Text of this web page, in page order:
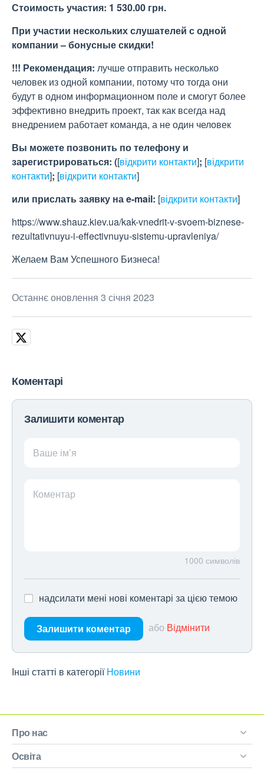
Стоимость участия: 1 530.00 грн.
При участии нескольких слушателей с одной
компании– бонусныескидки!
!!! Рекомендация: лучше отправить несколько
человек из одной компании, потому что тогда они
будут в одном информационном поле и смогут более
эффективно внедрить проект, так как всегда над
внедрением работает команда, а не один человек
Вы можете позвонить по телефону и
зарегистрироваться: ([відкрити контакти]; [відкрити
контакти]; [відкрити контакти]
или прислать заявку на e-maіl: [відкрити контакти]
https://www.shauz.kiev.ua/kak-vnedrit-v-svoem-biznese-
rezultativnuyu-i-effectivnuyu-sistemu-upravleniya/
Желаем Вам Успешного Бизнеса!
Останнє оновлення 3 січня 2023
Коментарі
Залишити коментар
Ваше ім’я
Коментар
1000 символів
надсилати мені нові коментарі за цією темою
Залишити коментар або Відмінити
Інші статті в категорії Новини
Про нас
Освіта